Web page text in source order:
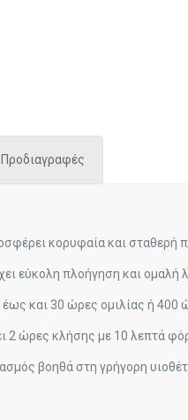
Προδιαγραφές
κορυφαία και σταθερή
εύκολη πλοήγηση και ομαλή
έως και 30 ώρες ομιλίας ή 400
2 ώρες κλήσης με 10 λεπτά
βοηθά στη γρήγορη